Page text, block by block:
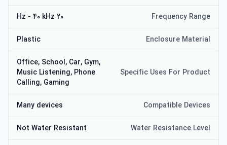
Frequency Range
20 Hz - 40 kHz
Enclosure Material
Plastic
Specific Uses For Product
Office, School, Car, Gym,
Music Listening, Phone
Calling, Gaming
Compatible Devices
Many devices
Water Resistance Level
Not Water Resistant